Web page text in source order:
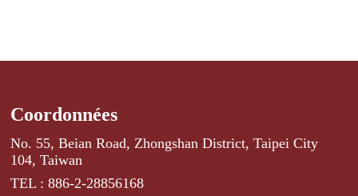
Coordonnées
No. 55, Beian Road, Zhongshan District, Taipei City
104, Taiwan
TEL : 886-2-28856168